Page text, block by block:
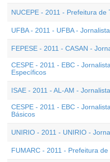
NUCEPE - 2011 - Prefeitura de
UFBA - 2011 - UFBA - Jornalista
FEPESE - 2011 - CASAN -
CESPE - 2011 - EBC -
Específicos
ISAE - 2011 - AL-AM - Jornalista
CESPE - 2011 - EBC -
Básicos
UNIRIO - 2011 - UNIRIO -
FUMARC - 2011 - Prefeitura